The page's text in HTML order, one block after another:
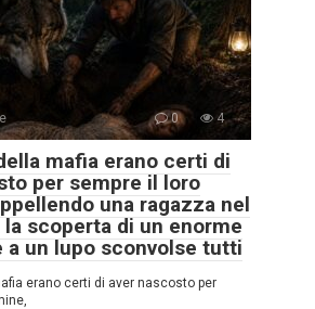
0 4
mafia erano certi di
per sempre il loro
una ragazza nel
scoperta di un enorme
a un lupo sconvolse tutti
erano certi di aver nascosto per